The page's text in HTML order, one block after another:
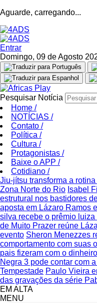
Aguarde, carregando...
Entrar
Domingo, 09 de Agosto
Pesquisar Notícia
Home /
NOTÍCIAS /
Contato /
Política /
Cultura /
Protagonistas /
Baixe o APP /
Cotidiano /
Jiu-jítsu transforma a
Zona Norte do Rio Isabel
estrutural nos bastidores
aposta em Lázaro Ramos
silva recebe o prêmio
de Muito Prazer reúne
evento Sheron Menezzes
comportamento com suas
pais fizeram com o
Negra 3 pode contar com
Tempestade Paulo Vieira
das gravações da série
EM ALTA
MENU